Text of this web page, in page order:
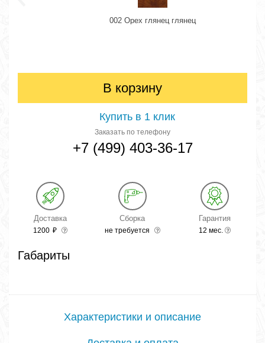
002 Орех глянец глянец
В корзину
Купить в 1 клик
Заказать по телефону
+7 (499) 403-36-17
Доставка
1200 ₽
Сборка
не требуется
Гарантия
12 мес.
Габариты
Характеристики и описание